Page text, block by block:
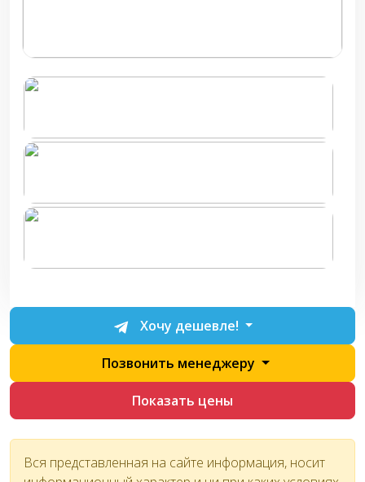
Хочу дешевле!
Позвонить менеджеру
Показать цены
Вся представленная на сайте информация, носит